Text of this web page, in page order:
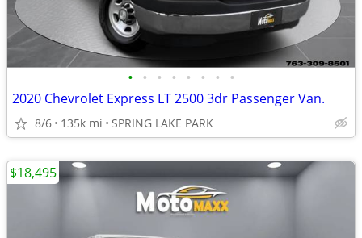
• • • • • • • •
2020 Chevrolet Express LT 2500 3dr Passenger Van.
8/6 135k mi SPRING LAKE PARK
$18,495